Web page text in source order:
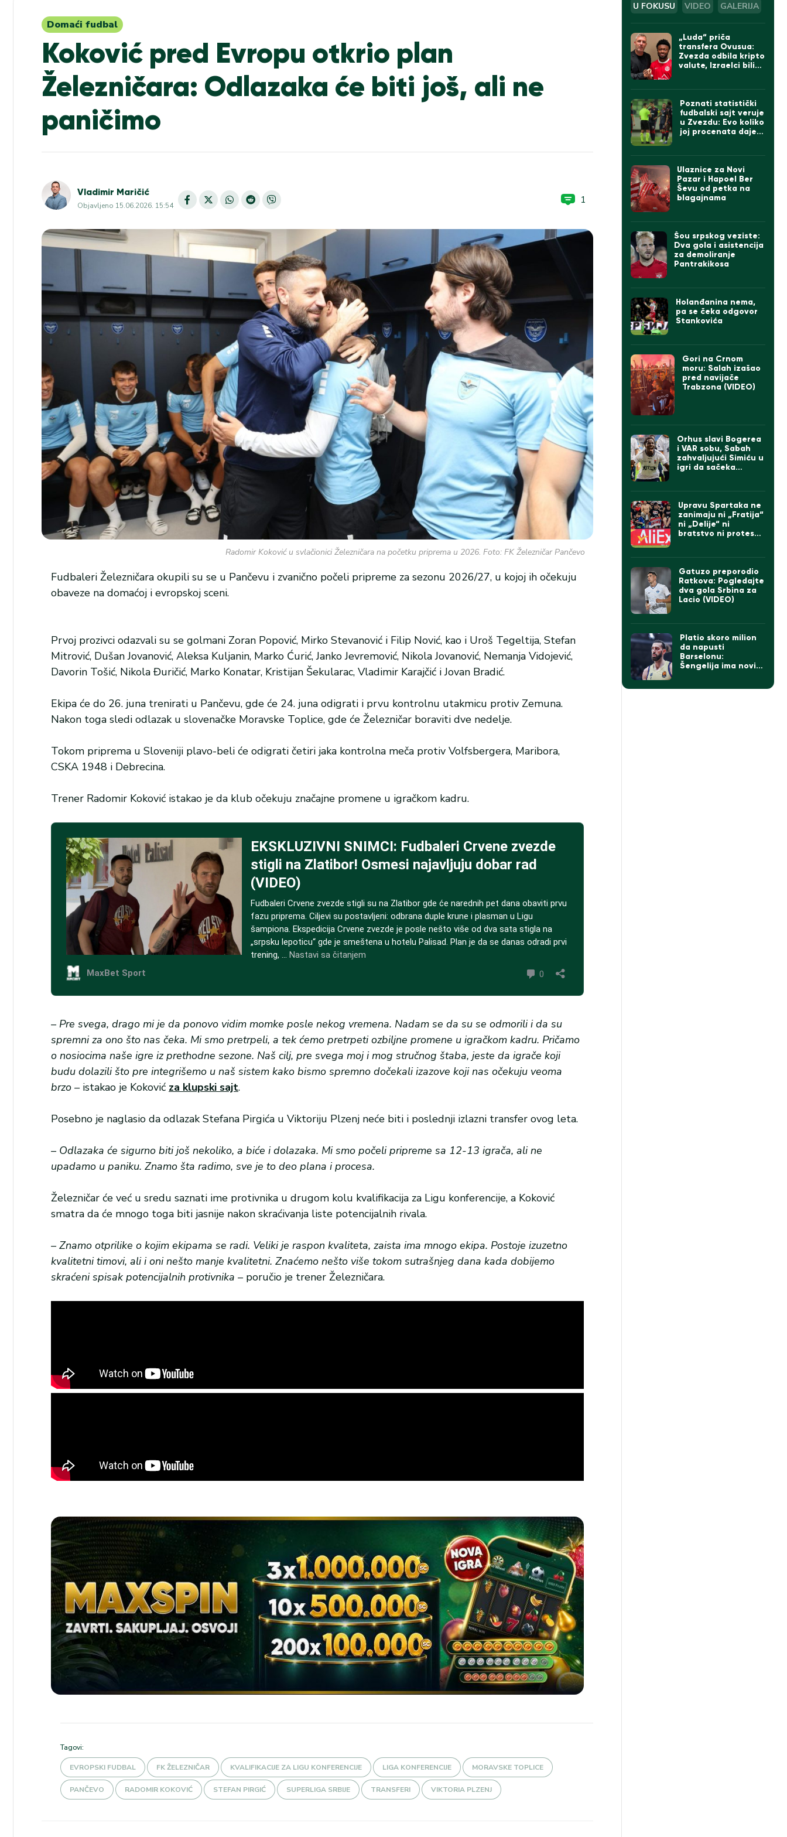
Domaći fudbal
Koković pred Evropu otkrio plan
Železničara: Odlazaka će biti još, ali ne
paničimo
Vladimir Maričić
Objavljeno 15.06.2026. 15:54 1
Radomir Koković u svlačionici Železničara na početku priprema u 2026. Foto: FK Železničar Pančevo
Fudbaleri Železničara okupili su se u Pančevu i zvanično počeli pripreme za sezonu 2026/27, u kojoj ih očekuju
obaveze na domaćoj i evropskoj sceni.
Prvoj prozivci odazvali su se golmani Zoran Popović, Mirko Stevanović i Filip Nović, kao i Uroš Tegeltija, Stefan
Mitrović, Dušan Jovanović, Aleksa Kuljanin, Marko Ćurić, Janko Jevremović, Nikola Jovanović, Nemanja Vidojević,
Davorin Tošić, Nikola Đuričić, Marko Konatar, Kristijan Šekularac, Vladimir Karajčić i Jovan Bradić.
Ekipa će do 26. juna trenirati u Pančevu, gde će 24. juna odigrati i prvu kontrolnu utakmicu protiv Zemuna.
Nakon toga sledi odlazak u slovenačke Moravske Toplice, gde će Železničar boraviti dve nedelje.
Tokom priprema u Sloveniji plavo-beli će odigrati četiri jaka kontrolna meča protiv Volfsbergera, Maribora,
CSKA 1948 i Debrecina.
Trener Radomir Koković istakao je da klub očekuju značajne promene u igračkom kadru.
– Pre svega, drago mi je da ponovo vidim momke posle nekog vremena. Nadam se da su se odmorili i da su
spremni za ono što nas čeka. Mi smo pretrpeli, a tek ćemo pretrpeti ozbiljne promene u igračkom kadru. Pričamo
o nosiocima naše igre iz prethodne sezone. Naš cilj, pre svega moj i mog stručnog štaba, jeste da igrače koji
budu dolazili što pre integrišemo u naš sistem kako bismo spremno dočekali izazove koji nas očekuju veoma
brzo – istakao je Koković za klupski sajt.
Posebno je naglasio da odlazak Stefana Pirgića u Viktoriju Plzenj neće biti i poslednji izlazni transfer ovog leta.
– Odlazaka će sigurno biti još nekoliko, a biće i dolazaka. Mi smo počeli pripreme sa 12-13 igrača, ali ne
upadamo u paniku. Znamo šta radimo, sve je to deo plana i procesa.
Železničar će već u sredu saznati ime protivnika u drugom kolu kvalifikacija za Ligu konferencije, a Koković
smatra da će mnogo toga biti jasnije nakon skraćivanja liste potencijalnih rivala.
– Znamo otprilike o kojim ekipama se radi. Veliki je raspon kvaliteta, zaista ima mnogo ekipa. Postoje izuzetno
kvalitetni timovi, ali i oni nešto manje kvalitetni. Znaćemo nešto više tokom sutrašnjeg dana kada dobijemo
skraćeni spisak potencijalnih protivnika – poručio je trener Železničara.
Tagovi:
EVROPSKI FUDBAL FK ŽELEZNIČAR KVALIFIKACIJE ZA LIGU KONFERENCIJE LIGA KONFERENCIJE MORAVSKE TOPLICE
PANČEVO RADOMIR KOKOVIĆ STEFAN PIRGIĆ SUPERLIGA SRBIJE TRANSFERI VIKTORIA PLZENJ
U FOKUSU VIDEO GALERIJA
„Luda“ priča
transfera Ovusua:
Zvezda odbila kripto
valute, Izraelci bili
Poznati statistički
fudbalski sajt veruje
u Zvezdu: Evo koliko
joj procenata daje
Ulaznice za Novi
Pazar i Hapoel Ber
Ševu od petka na
blagajnama
Šou srpskog veziste:
Dva gola i asistencija
za demoliranje
Pantrakikosa
Holanđanina nema,
pa se čeka odgovor
Stankovića
Gori na Crnom
moru: Salah izašao
pred navijače
Trabzona (VIDEO)
Orhus slavi Bogerea
i VAR sobu, Sabah
zahvaljujući Simiću u
igri da sačeka
Upravu Spartaka ne
zanimaju ni „Fratija“
ni „Delije“ ni
bratstvo ni protesti:
(FOTO)
Gatuzo preporodio
Ratkova: Pogledajte
dva gola Srbina za
Lacio (VIDEO)
Platio skoro milion
da napusti
Barselonu:
Šengelija ima novi